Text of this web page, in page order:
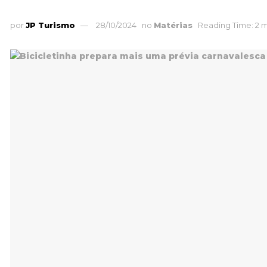
porJP Turismo 28/10/2024 no Matérias Reading Time: 2